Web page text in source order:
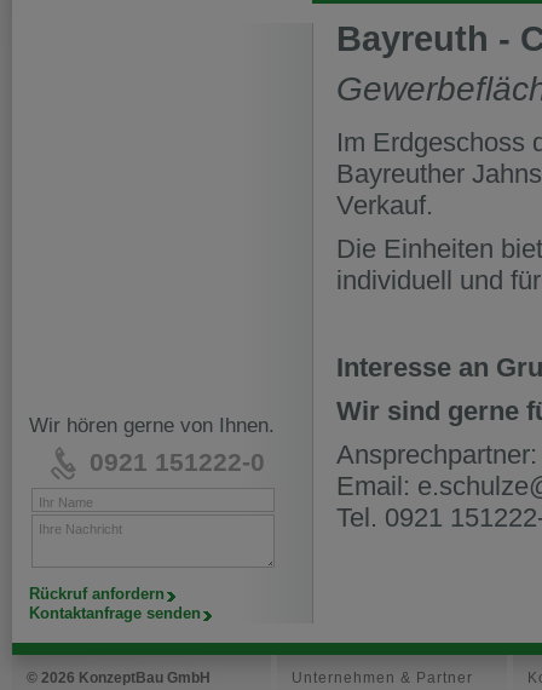
Wir hören gerne von Ihnen.
0921 151222-0
Ihr Name
Ihre Nachricht
Rückruf anfordern
Kontaktanfrage senden
Bayreuth -
Im Erdgeschoss
Bayreuther
Verkauf.
Die Einheiten
individuell und
Interesse an
Wir sind gerne
Email:
Tel. 0921
© 2026 KonzeptBau GmbH Unternehmen & Partner